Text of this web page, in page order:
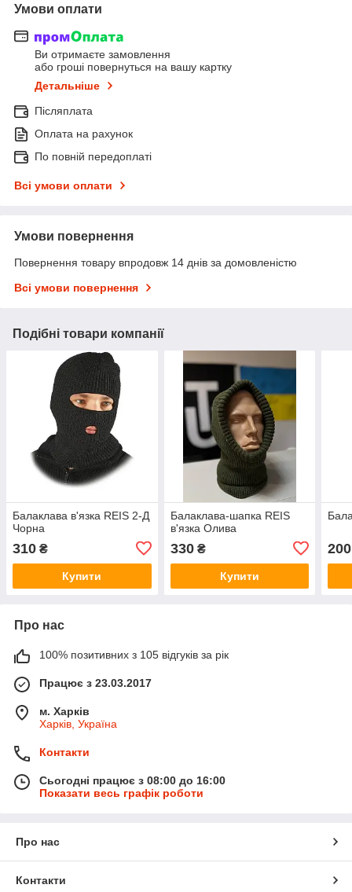
Умови оплати
Ви отримаєте замовлення
або гроші повернуться на вашу картку
Детальніше
Післяплата
Оплата на рахунок
По повній передоплаті
Всі умови оплати
Умови повернення
Повернення товару впродовж 14 днів за домовленістю
Всі умови повернення
Подібні товари компанії
Балаклава в'язка REIS 2-Д
Чорна
310 ₴
Купити
Балаклава-шапка REIS
в'язка Олива
330₴
Купити
200
Про нас
100% позитивних з 105 відгуків за рік
Працює з 23.03.2017
м. Харків
Харків, Україна
Контакти
Сьогодні працює з 08:00 до 16:00
Показати весь графік роботи
Про нас
Контакти